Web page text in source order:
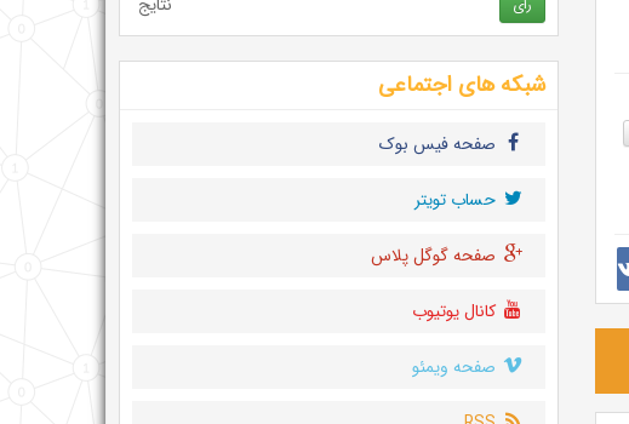
شبکه های اجتماعی
صفحه فیس بوک
حساب تويتر
صفحه گوگل پلاس
کانال یوتیوب
صفحه ویمئو